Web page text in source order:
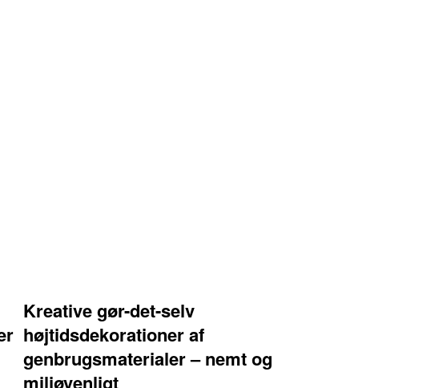
Kreative gør-det-selv
højtidsdekorationer af
genbrugsmaterialer – nemt og
miljøvenligt